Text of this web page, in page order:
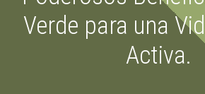
Verde para una
Activa.